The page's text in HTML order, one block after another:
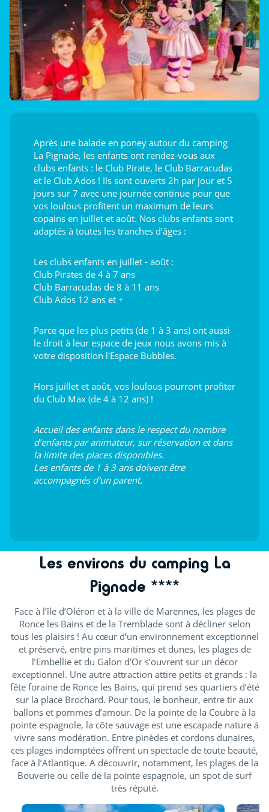
Après une balade en poney autour du camping
La Pignade, les enfants ont rendez-vous aux
clubs enfants : le Club Pirate, le Club Barracudas
et le Club Ados ! Ils sont ouverts 2h par jour et 5
jours sur 7 avec une journée continue pour que
vos loulous profitent un maximum de leurs
copains en juillet et août. Nos clubs enfants sont
adaptés à toutes les tranches d'âges :
Les clubs enfants en juillet - août :
Club Pirates de 4 à 7 ans
Club Barracudas de 8 à 11 ans
Club Ados 12 ans et +
Parce que les plus petits (de 1 à 3 ans) ont aussi
le droit à leur espace de jeux nous avons mis à
votre disposition l'Espace Bubbles.
Hors juillet et août, vos loulous pourront profiter
du Club Max (de 4 à 12 ans) !
Accueil des enfants dans le respect du nombre
d’enfants par animateur, sur réservation et dans
la limite des places disponibles.
Les enfants de 1 à 3 ans doivent être
accompagnés d'un parent.
Les environs du camping La
Pignade ****
Face à l’île d’Oléron et à la ville de Marennes, les plages de
Ronce les Bains et de la Tremblade sont à décliner selon
tous les plaisirs ! Au cœur d’un environnement exceptionnel
et préservé, entre pins maritimes et dunes, les plages de
l’Embellie et du Galon d’Or s’ouvrent sur un décor
exceptionnel. Une autre attraction attire petits et grands : la
fête foraine de Ronce les Bains, qui prend ses quartiers d’été
sur la place Brochard. Pour tous, le bonheur, entre tir aux
ballons et pommes d’amour. De la pointe de la Coubre à la
pointe espagnole, la côte sauvage est une escapade nature à
vivre sans modération. Entre pinèdes et cordons dunaires,
ces plages indomptées offrent un spectacle de toute beauté,
face à l’Atlantique. A découvrir, notamment, les plages de la
Bouverie ou celle de la pointe espagnole, un spot de surf
très réputé.